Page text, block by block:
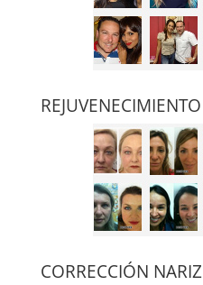
REJUVENECIMIENTO
CORRECCIÓN NARIZ